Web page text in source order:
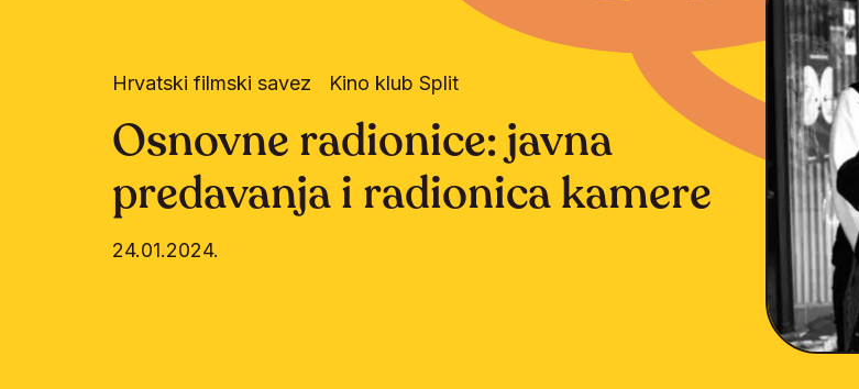
Hrvatski filmski savez Kino klub Split
Osnovne radionice: javna
predavanja i radionica kamere
24.01.2024.